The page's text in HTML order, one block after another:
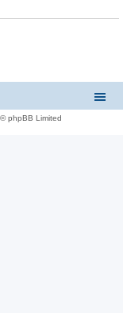
phpBB Limited